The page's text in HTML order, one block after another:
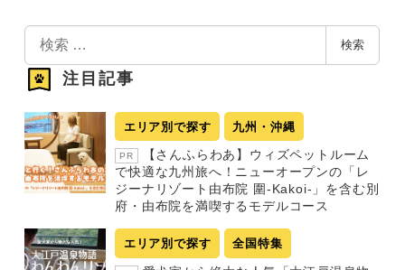
検
索
検索
注目記事
エリア別で探す 九州・沖縄
PR
【さんふらわあ】ウィズペットルーム
で快適な九州旅へ！ニューオープンの「レ
ジーナリゾート由布院 圍-Kakoi-」を含む別
府・由布院を満喫するモデルコース
エリア別で探す 全国特集